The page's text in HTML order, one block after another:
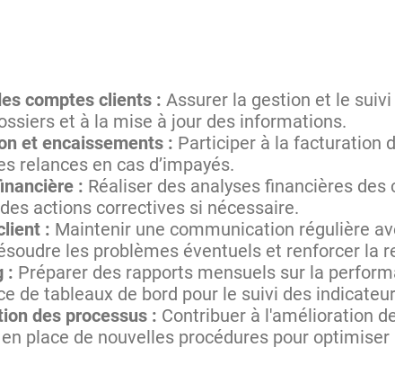
comptes clients : Assurer la gestion et le
et à la mise à jour des informations.
et encaissements : Participer à la facturation
relances en cas d’impayés.
: Réaliser des analyses financières
actions correctives si nécessaire.
: Maintenir une communication régulière
les problèmes éventuels et renforcer la
: Préparer des rapports mensuels sur la
de tableaux de bord pour le suivi des
des processus : Contribuer à l'amélioration
place de nouvelles procédures pour optimiser